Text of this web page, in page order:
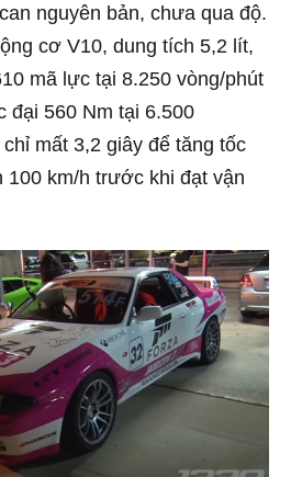
nguyên bản, chưa qua độ.
cơ V10, dung tích 5,2 lít,
mã lực tại 8.250 vòng/phút
đại 560 Nm tại 6.500
mất 3,2 giây để tăng tốc
km/h trước khi đạt vận